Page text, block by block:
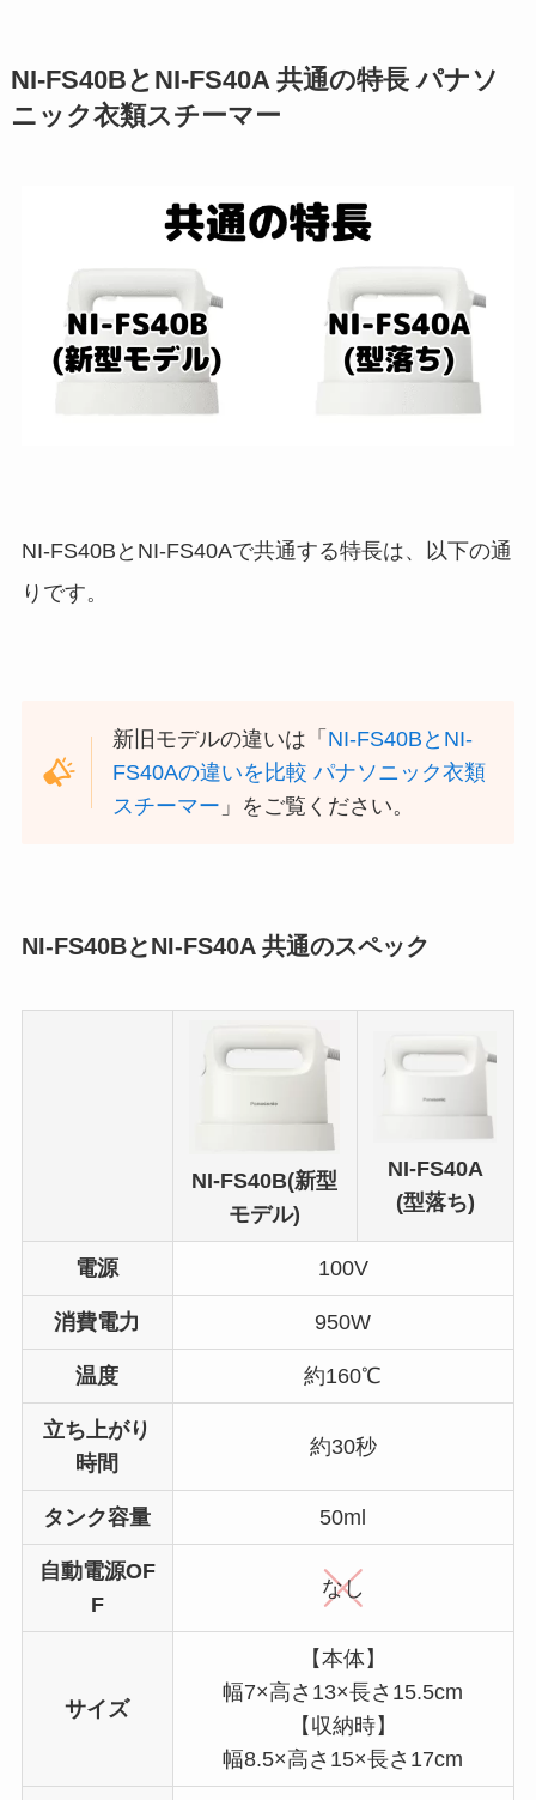
NI-FS40BとNI-FS40A 共通の特長 パナソ
ニック衣類スチーマー
NI-FS40BとNI-FS40Aで共通する特長は、以下の通
りです。
新旧モデルの違いは「 NI-FS40BとNI-
FS40Aの違いを比較 パナソニック衣類
スチーマー 」をご覧ください。
NI-FS40BとNI-FS40A 共通のスペック
NI-FS40B(新型
モデル)
NI-FS40A
(型落ち)
電源 100V
消費電力 950W
温度 約160℃
立ち上がり
時間
約30秒
タンク容量 50ml
自動電源OF
F
なし
サイズ
【本体】
幅7×高さ13×長さ15.5cm
【収納時】
幅8.5×高さ15×長さ17cm